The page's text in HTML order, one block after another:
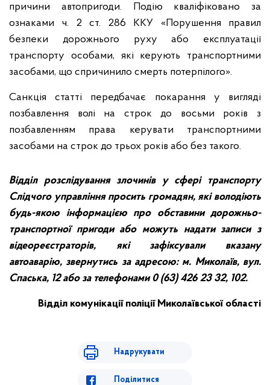
причини автопригоди. Подію кваліфіковано за
ознаками ч. 2 ст. 286 ККУ «Порушення правил
безпеки дорожнього руху або експлуатації
транспорту особами, які керують транспортними
засобами, що спричинило смерть потерпілого».
Санкція статті передбачає покарання у вигляді
позбавлення волі на строк до восьми років з
позбавленням права керувати транспортними
засобами на строк до трьох років або без такого.
Відділ розслідування злочинів у сфері транспорту
Слідчого управління просить громадян, які володіють
будь-якою інформацією про обставини дорожньо-
транспортної пригоди або можуть надати записи з
відеореєстраторів, які зафіксували вказану
автоаварію, звернутись за адресою: м. Миколаїв, вул.
Спаська, 12 або за телефонами 0 (63) 426 23 32, 102.
Відділ комунікації поліції Миколаївської області
Надрукувати
Поділитися